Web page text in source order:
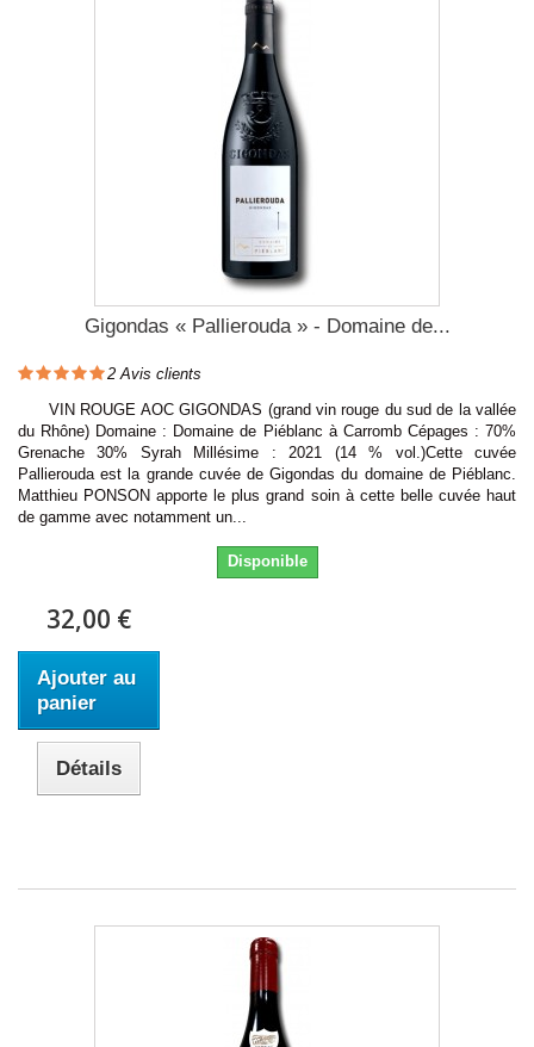
Gigondas « Pallierouda » - Domaine de...
2 Avis clients
VIN ROUGE AOC GIGONDAS (grand vin rouge du sud de la vallée
du Rhône) Domaine : Domaine de Piéblanc à Carromb Cépages : 70%
Grenache 30% Syrah Millésime : 2021 (14 % vol.)Cette cuvée
Pallierouda est la grande cuvée de Gigondas du domaine de Piéblanc.
Matthieu PONSON apporte le plus grand soin à cette belle cuvée haut
de gamme avec notamment un...
Disponible
32,00 €
Ajouter au
panier
Détails